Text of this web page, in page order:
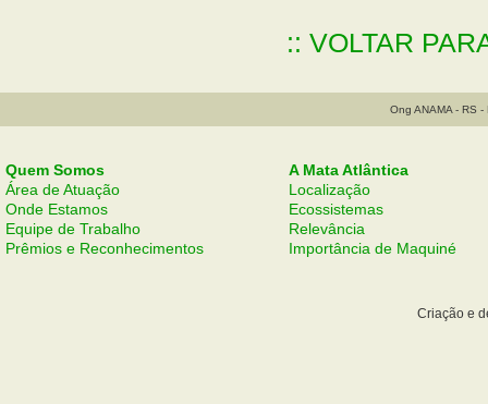
:: VOLTAR
Ong ANAMA - RS
Quem Somos
Área de Atuação
Onde Estamos
Equipe de Trabalho
Prêmios e Reconhecimentos
A Mata Atlântica
Localização
Ecossistemas
Relevância
Importância de Maquiné
Criação e